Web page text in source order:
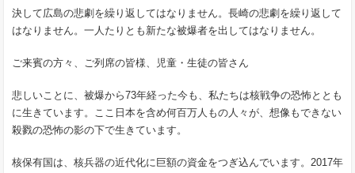
決して広島の悲劇を繰り返してはなりません。長崎の悲劇を繰り返して
はなりません。一人たりとも新たな被爆者を出してはなりません。
ご来賓の方々、ご列席の皆様、児童・生徒の皆さん
悲しいことに、被爆から73年経った今も、私たちは核戦争の恐怖ととも
に生きています。ここ日本を含め何百万人もの人々が、想像もできない
殺戮の恐怖の影の下で生きています。
核保有国は、核兵器の近代化に巨額の資金をつぎ込んでいます。2017年